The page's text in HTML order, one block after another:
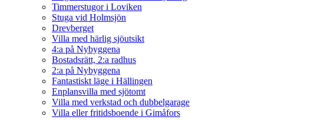
Timmerstugor i Loviken
Stuga vid Holmsjön
Drevberget
Villa med härlig sjöutsikt
4:a på Nybyggena
Bostadsrätt, 2:a radhus
2:a på Nybyggena
Fantastiskt läge i Hällingen
Enplansvilla med sjötomt
Villa med verkstad och dubbelgarage
Villa eller fritidsboende i Gimåfors